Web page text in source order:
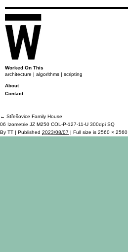
Worked On This
architecture | algorithms | scripting
About
Contact
← Střešovice Family House
06 Izometrie JZ M250 COL-P-127-11-U 300dpi SQ
By TT | Published 2023/08/07 | Full size is 2560 × 2560